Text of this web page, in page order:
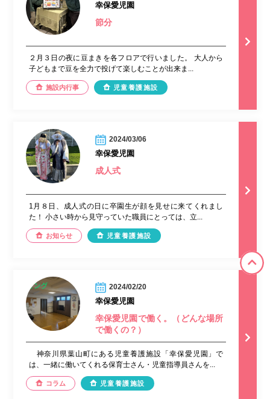
幸保愛児園
節分
２月３日の夜に豆まきを各フロアで行いました。 大人から
子どもまで豆を全力で投げて楽しむことが出来ま...
施設内行事 児童養護施設
2024/03/06
幸保愛児園
成人式
1月８日、成人式の日に卒園生が顔を見せに来てくれまし
た！ 小さい時から見守っていた職員にとっては、立...
お知らせ 児童養護施設
2024/02/20
幸保愛児園
幸保愛児園で働く。（どんな場所
で働くの？）
神奈川県葉山町にある児童養護施設「幸保愛児園」で
は、一緒に働いてくれる保育士さん・児童指導員さんを...
コラム 児童養護施設